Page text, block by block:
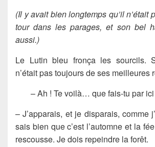
(Il y avait bien longtemps qu’il n’était
tour dans les parages, et son bel
aussi.)
Le Lutin bleu fronça les sourcils.
n’était pas toujours de ses meilleures
– Ah ! Te voilà… que fais-tu par
– J’apparais, et je disparais, comme
sais bien que c’est l’automne et la
rescousse. Je dois repeindre la forêt.